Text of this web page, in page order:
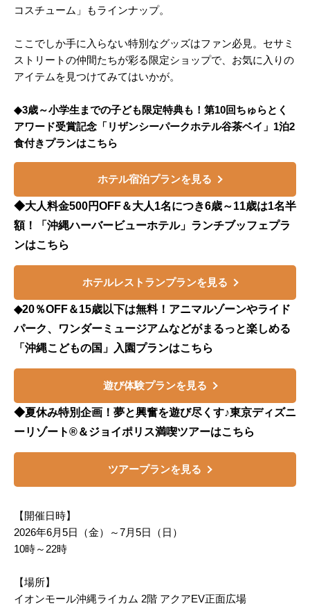
コスチューム」もラインナップ。
ここでしか手に入らない特別なグッズはファン必見。セサミ
ストリートの仲間たちが彩る限定ショップで、お気に入りの
アイテムを見つけてみてはいかが。
◆3歳～小学生までの子ども限定特典も！第10回ちゅらとく
アワード受賞記念「リザンシーパークホテル谷茶ベイ」1泊2
食付きプランはこちら
ホテル宿泊プランを見る
◆大人料金500円OFF＆大人1名につき6歳～11歳は1名半
額！「沖縄ハーバービューホテル」ランチブッフェプラ
ンはこちら
ホテルレストランプランを見る
◆20％OFF＆15歳以下は無料！アニマルゾーンやライド
パーク、ワンダーミュージアムなどがまるっと楽しめる
「沖縄こどもの国」入園プランはこちら
遊び体験プランを見る
◆夏休み特別企画！夢と興奮を遊び尽くす♪東京ディズニ
ーリゾート®＆ジョイポリス満喫ツアーはこちら
ツアープランを見る
【開催日時】
2026年6月5日（金）～7月5日（日）
10時～22時
【場所】
イオンモール沖縄ライカム 2階 アクアEV正面広場